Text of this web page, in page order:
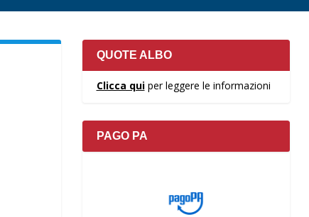
QUOTE ALBO
Clicca quiper leggere le informazioni
PAGO PA